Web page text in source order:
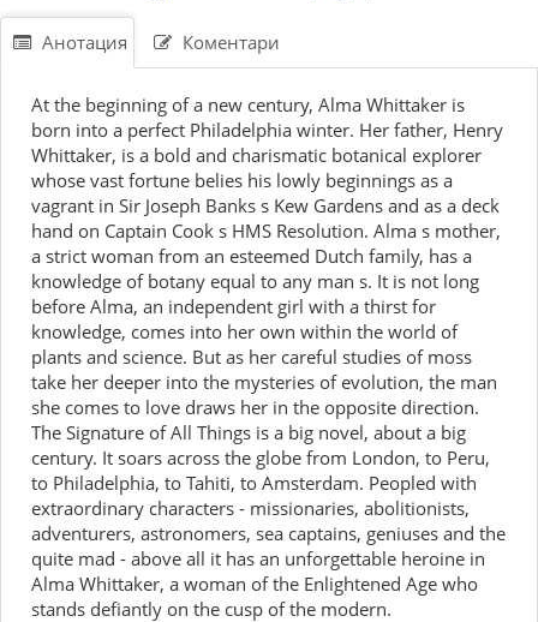
Анотация Коментари
At the beginning of a new century, Alma Whittaker is
born into a perfect Philadelphia winter. Her father, Henry
Whittaker, is a bold and charismatic botanical explorer
whose vast fortune belies his lowly beginnings as a
vagrant in Sir Joseph Banks s Kew Gardens and as a deck
hand on Captain Cook s HMS Resolution. Alma s mother,
a strict woman from an esteemed Dutch family, has a
knowledge of botany equal to any man s. It is not long
before Alma, an independent girl with a thirst for
knowledge, comes into her own within the world of
plants and science. But as her careful studies of moss
take her deeper into the mysteries of evolution, the man
she comes to love draws her in the opposite direction.
The Signature of All Things is a big novel, about a big
century. It soars across the globe from London, to Peru,
to Philadelphia, to Tahiti, to Amsterdam. Peopled with
extraordinary characters - missionaries, abolitionists,
adventurers, astronomers, sea captains, geniuses and the
quite mad - above all it has an unforgettable heroine in
Alma Whittaker, a woman of the Enlightened Age who
stands defiantly on the cusp of the modern.